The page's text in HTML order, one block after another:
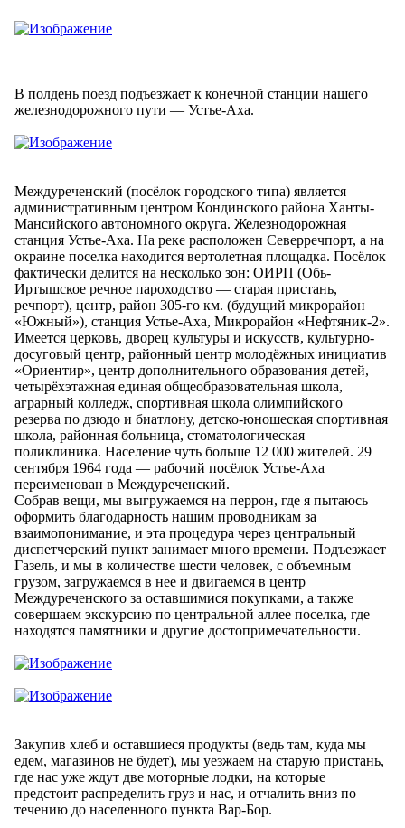
В полдень поезд подъезжает к конечной станции нашего
железнодорожного пути — Устье-Аха.
Междуреченский (посёлок городского типа) является
административным центром Кондинского района Ханты-
Мансийского автономного округа. Железнодорожная
станция Устье-Аха. На реке расположен Северречпорт, а на
окраине поселка находится вертолетная площадка. Посёлок
фактически делится на несколько зон: ОИРП (Обь-
Иртышское речное пароходство — старая пристань,
речпорт), центр, район 305-го км. (будущий микрорайон
«Южный»), станция Устье-Аха, Микрорайон «Нефтяник-2».
Имеется церковь, дворец культуры и искусств, культурно-
досуговый центр, районный центр молодёжных инициатив
«Ориентир», центр дополнительного образования детей,
четырёхэтажная единая общеобразовательная школа,
аграрный колледж, спортивная школа олимпийского
резерва по дзюдо и биатлону, детско-юношеская спортивная
школа, районная больница, стоматологическая
поликлиника. Население чуть больше 12 000 жителей. 29
сентября 1964 года — рабочий посёлок Устье-Аха
переименован в Междуреченский.
Собрав вещи, мы выгружаемся на перрон, где я пытаюсь
оформить благодарность нашим проводникам за
взаимопонимание, и эта процедура через центральный
диспетчерский пункт занимает много времени. Подъезжает
Газель, и мы в количестве шести человек, с объемным
грузом, загружаемся в нее и двигаемся в центр
Междуреченского за оставшимися покупками, а также
совершаем экскурсию по центральной аллее поселка, где
находятся памятники и другие достопримечательности.
Закупив хлеб и оставшиеся продукты (ведь там, куда мы
едем, магазинов не будет), мы уезжаем на старую пристань,
где нас уже ждут две моторные лодки, на которые
предстоит распределить груз и нас, и отчалить вниз по
течению до населенного пункта Вар-Бор.